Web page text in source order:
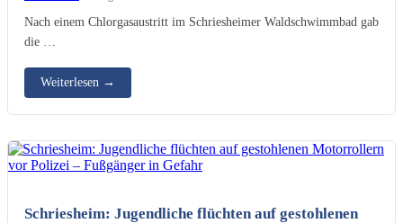
Nach einem Chlorgasaustritt im Schriesheimer Waldschwimmbad gab
die …
Weiterlesen →
Schriesheim: Jugendliche flüchten auf gestohlenen